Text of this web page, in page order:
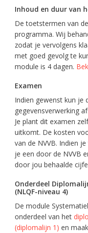
Inhoud en duur van
De toetstermen van
programma. Wij
zodat je vervolgens
met goed gevolg te
module is 4 dagen.
Examen
Indien gewenst kun je
gegevensverwerking
Je plant dit examen
uitkomt. De kosten
van de NVVB. Indien
je een door de NVVB
door jou behaalde
Onderdeel
(NLQF-niveau 4)
De module
onderdeel van het
(diplomalijn 1) en